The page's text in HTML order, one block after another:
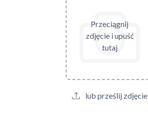
Przeciągnij
zdjęcie i upuść
tutaj
lub prześlij zdjęcie